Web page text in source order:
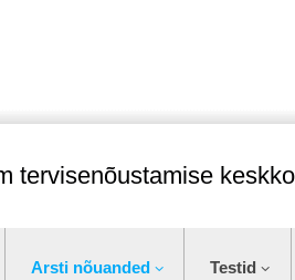
tervisenõustamise
Arsti nõuanded Testid